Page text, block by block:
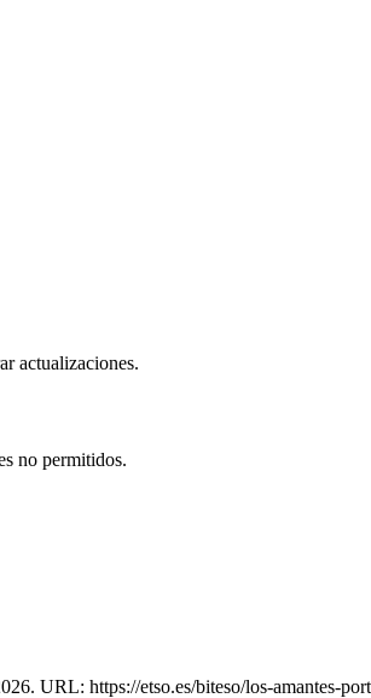
actualizaciones.
no permitidos.
URL: https://etso.es/biteso/los-amantes-